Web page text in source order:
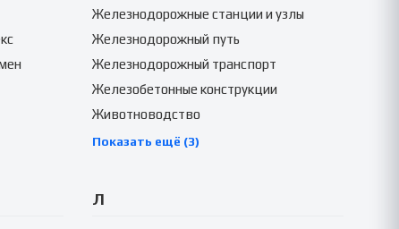
Железнодорожные станции и узлы
Железнодорожный путь
Железнодорожный транспорт
Железобетонные конструкции
Животноводство
Показать ещё (3)
Л